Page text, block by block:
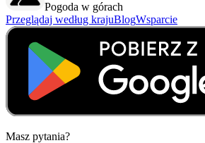
Pogoda w górach
Przeglądaj według krajuBlogWsparcie
Masz pytania?